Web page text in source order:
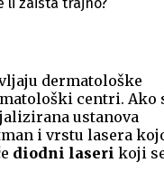
dermatološke
centri. Ako
ustanova
i vrstu lasera
diodni laseri koji